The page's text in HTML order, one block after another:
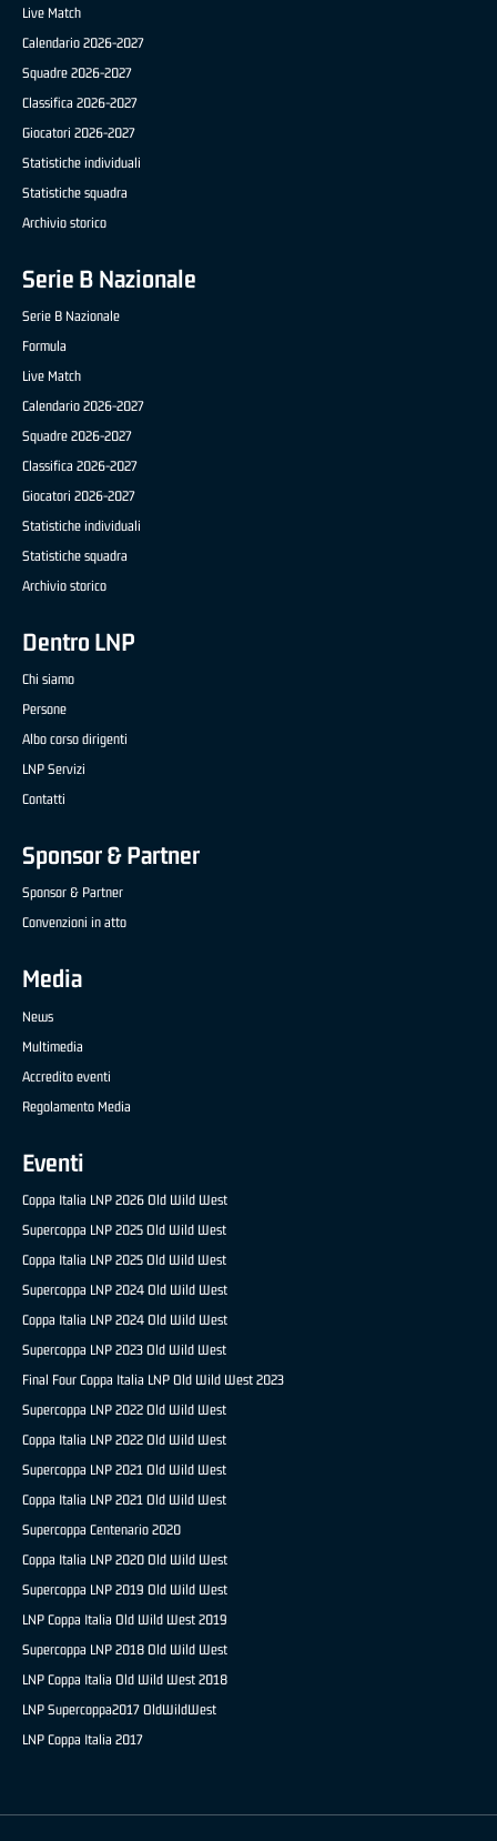
Live Match
Calendario 2026-2027
Squadre 2026-2027
Classifica 2026-2027
Giocatori 2026-2027
Statistiche individuali
Statistiche squadra
Archivio storico
Serie B Nazionale
Serie B Nazionale
Formula
Live Match
Calendario 2026-2027
Squadre 2026-2027
Classifica 2026-2027
Giocatori 2026-2027
Statistiche individuali
Statistiche squadra
Archivio storico
Dentro LNP
Chi siamo
Persone
Albo corso dirigenti
LNP Servizi
Contatti
Sponsor & Partner
Sponsor & Partner
Convenzioni in atto
Media
News
Multimedia
Accredito eventi
Regolamento Media
Eventi
Coppa Italia LNP 2026 Old Wild West
Supercoppa LNP 2025 Old Wild West
Coppa Italia LNP 2025 Old Wild West
Supercoppa LNP 2024 Old Wild West
Coppa Italia LNP 2024 Old Wild West
Supercoppa LNP 2023 Old Wild West
Final Four Coppa Italia LNP Old Wild West 2023
Supercoppa LNP 2022 Old Wild West
Coppa Italia LNP 2022 Old Wild West
Supercoppa LNP 2021 Old Wild West
Coppa Italia LNP 2021 Old Wild West
Supercoppa Centenario 2020
Coppa Italia LNP 2020 Old Wild West
Supercoppa LNP 2019 Old Wild West
LNP Coppa Italia Old Wild West 2019
Supercoppa LNP 2018 Old Wild West
LNP Coppa Italia Old Wild West 2018
LNP Supercoppa2017 OldWildWest
LNP Coppa Italia 2017